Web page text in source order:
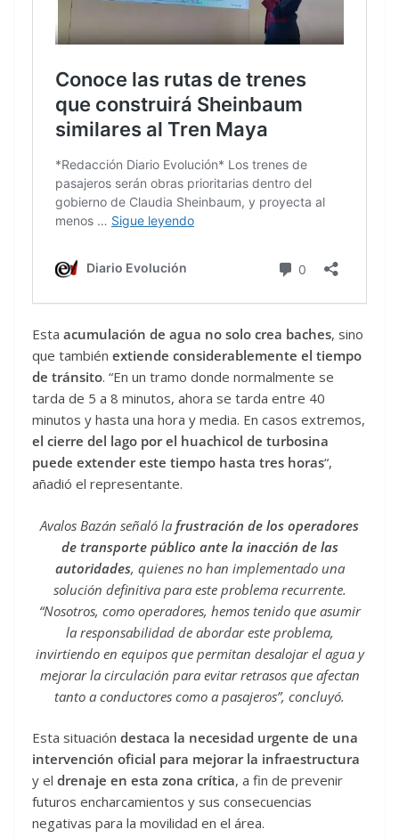
Esta acumulación de agua no solo crea baches, sino
que también extiende considerablemente el tiempo
de tránsito. “En un tramo donde normalmente se
tarda de 5 a 8 minutos, ahora se tarda entre 40
minutos y hasta una hora y media. En casos extremos,
el cierre del lago por el huachicol de turbosina
puede extender este tiempo hasta tres horas“,
añadió el representante.
Avalos Bazán señaló la frustración de los operadores
de transporte público ante la inacción de las
autoridades, quienes no han implementado una
solución definitiva para este problema recurrente.
“Nosotros, como operadores, hemos tenido que asumir
la responsabilidad de abordar este problema,
invirtiendo en equipos que permitan desalojar el agua y
mejorar la circulación para evitar retrasos que afectan
tanto a conductores como a pasajeros”, concluyó.
Esta situación destaca la necesidad urgente de una
intervención oficial para mejorar la infraestructura
y el drenaje en esta zona crítica, a fin de prevenir
futuros encharcamientos y sus consecuencias
negativas para la movilidad en el área.